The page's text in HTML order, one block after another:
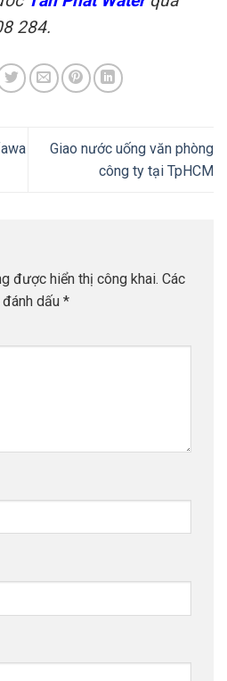
284.
Giao nước uống văn phòng
công ty tại TpHCM
được hiển thị công khai. Các
dấu *